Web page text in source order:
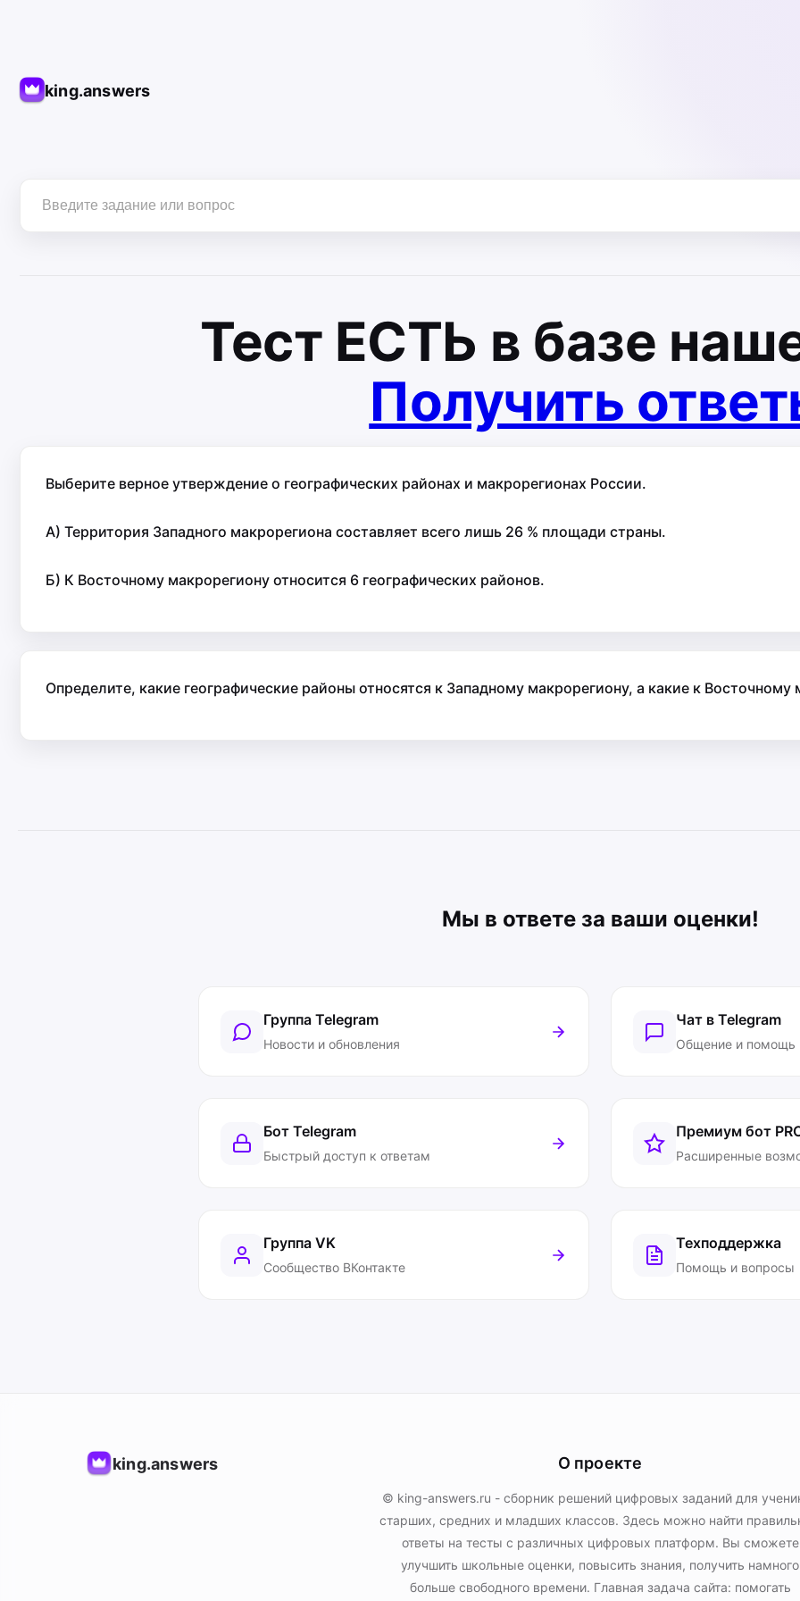
king.answers
Тест ЕСТЬ в базе
Получить
Выберите верное утверждение о географических районах и макрорегионах России.
А) Территория Западного макрорегиона составляет всего лишь 26 % площади страны.
Б) К Восточному макрорегиону относится 6 географических районов.
Определите, какие географические районы относятся к Западному макрорегиону, а какие к Восточному
Мы в ответе за ваши оценки!
Группа Telegram
Новости и обновления
Чат в Telegram
Общение и помощь
Бот Telegram
Быстрый доступ к ответам
Премиум бот
Расширенные
Группа VK
Сообщество ВКонтакте
Техподдержка
Помощь и вопросы
king.answers О проекте
© king-answers.ru - сборник решений цифровых заданий для
старших, средних и младших классов. Здесь можно найти
ответы на тесты с различных цифровых платформ. Вы сможете
улучшить школьные оценки, повысить знания, получить намного
больше свободного времени. Главная задача сайта: помогать